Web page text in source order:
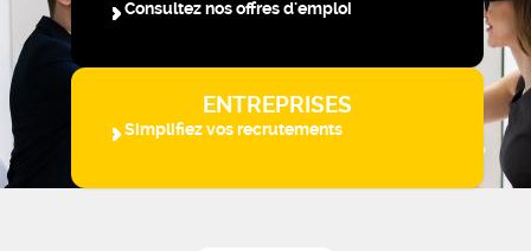
Consultez nos offres d'emploi
ENTREPRISES
Simplifiez vos recrutements